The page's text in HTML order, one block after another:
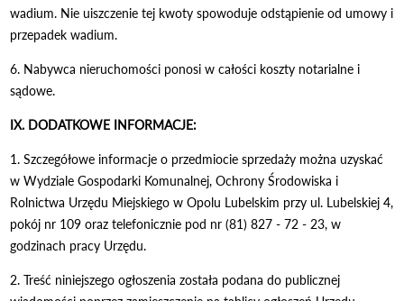
wadium. Nie uiszczenie tej kwoty spowoduje odstąpienie od umowy i
przepadek wadium.
6. Nabywca nieruchomości ponosi w całości koszty notarialne i
sądowe.
IX. DODATKOWE INFORMACJE:
1. Szczegółowe informacje o przedmiocie sprzedaży można uzyskać
w Wydziale Gospodarki Komunalnej, Ochrony Środowiska i
Rolnictwa Urzędu Miejskiego w Opolu Lubelskim przy ul. Lubelskiej 4,
pokój nr 109 oraz telefonicznie pod nr (81) 827 - 72 - 23, w
godzinach pracy Urzędu.
2. Treść niniejszego ogłoszenia została podana do publicznej